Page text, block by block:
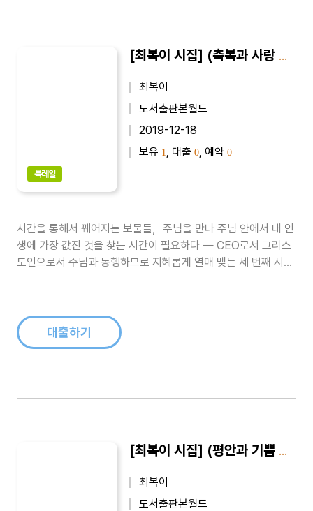
북레일
[최복이 시집] (축복과 사랑 시) 때론 시간이 필요하다 : 최복이 제8시집
최복이
도서출판본월드
2019-12-18
보유 1 , 대출 0 , 예약 0
시간을 통해서 꿰어지는 보물들，주님을 만나 주님 안에서 내 인
생에 가장 값진 것을 찾는 시간이 필요하다 ― CEO로서 그리스
도인으로서 주님과 동행하므로 지혜롭게 열매 맺는 세 번째 시집
고 싶다，그리고 더..
대출하기
[최복이 시집] (평안과 기쁨 시) 아직도 만지면 아픕니다 : 최복이 제7시집
최복이
도서출판본월드